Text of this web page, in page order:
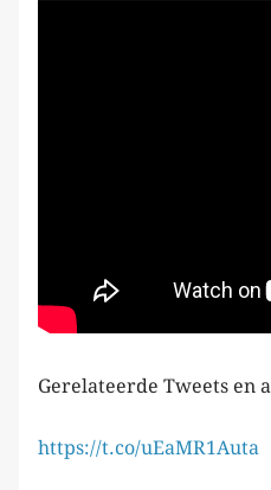
Gerelateerde Tweets en
https://t.co/uEaMR1Auta